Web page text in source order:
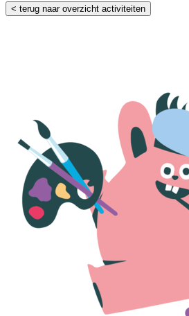
< terug naar overzicht activiteiten